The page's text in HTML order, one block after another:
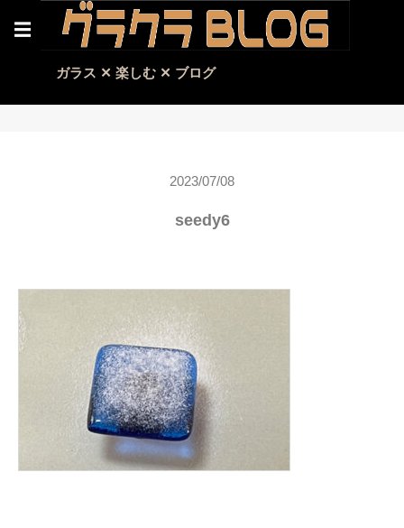
☰
ガラス ✕ 楽しむ ✕ ブログ
2023/07/08
seedy6